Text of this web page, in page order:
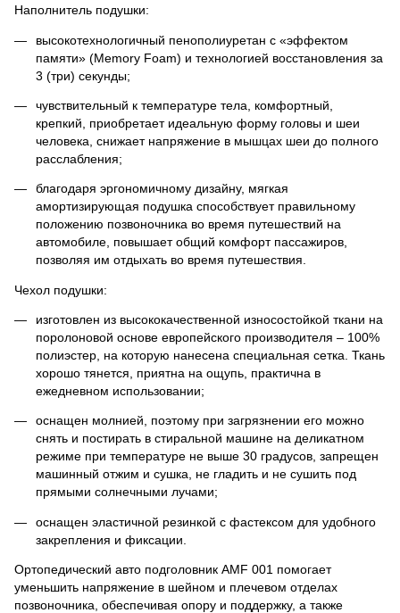
Наполнитель подушки:
высокотехнологичный пенополиуретан с «эффектом
памяти» (Memory Foam) и технологией восстановления за
3 (три) секунды;
чувствительный к температуре тела, комфортный,
крепкий, приобретает идеальную форму головы и шеи
человека, снижает напряжение в мышцах шеи до полного
расслабления;
благодаря эргономичному дизайну, мягкая
амортизирующая подушка способствует правильному
положению позвоночника во время путешествий на
автомобиле, повышает общий комфорт пассажиров,
позволяя им отдыхать во время путешествия.
Чехол подушки:
изготовлен из высококачественной износостойкой ткани на
поролоновой основе европейского производителя – 100%
полиэстер, на которую нанесена специальная сетка. Ткань
хорошо тянется, приятна на ощупь, практична в
ежедневном использовании;
оснащен молнией, поэтому при загрязнении его можно
снять и постирать в стиральной машине на деликатном
режиме при температуре не выше 30 градусов, запрещен
машинный отжим и сушка, не гладить и не сушить под
прямыми солнечными лучами;
оснащен эластичной резинкой с фастексом для удобного
закрепления и фиксации.
Ортопедический авто подголовник AMF 001 помогает
уменьшить напряжение в шейном и плечевом отделах
позвоночника, обеспечивая опору и поддержку, а также